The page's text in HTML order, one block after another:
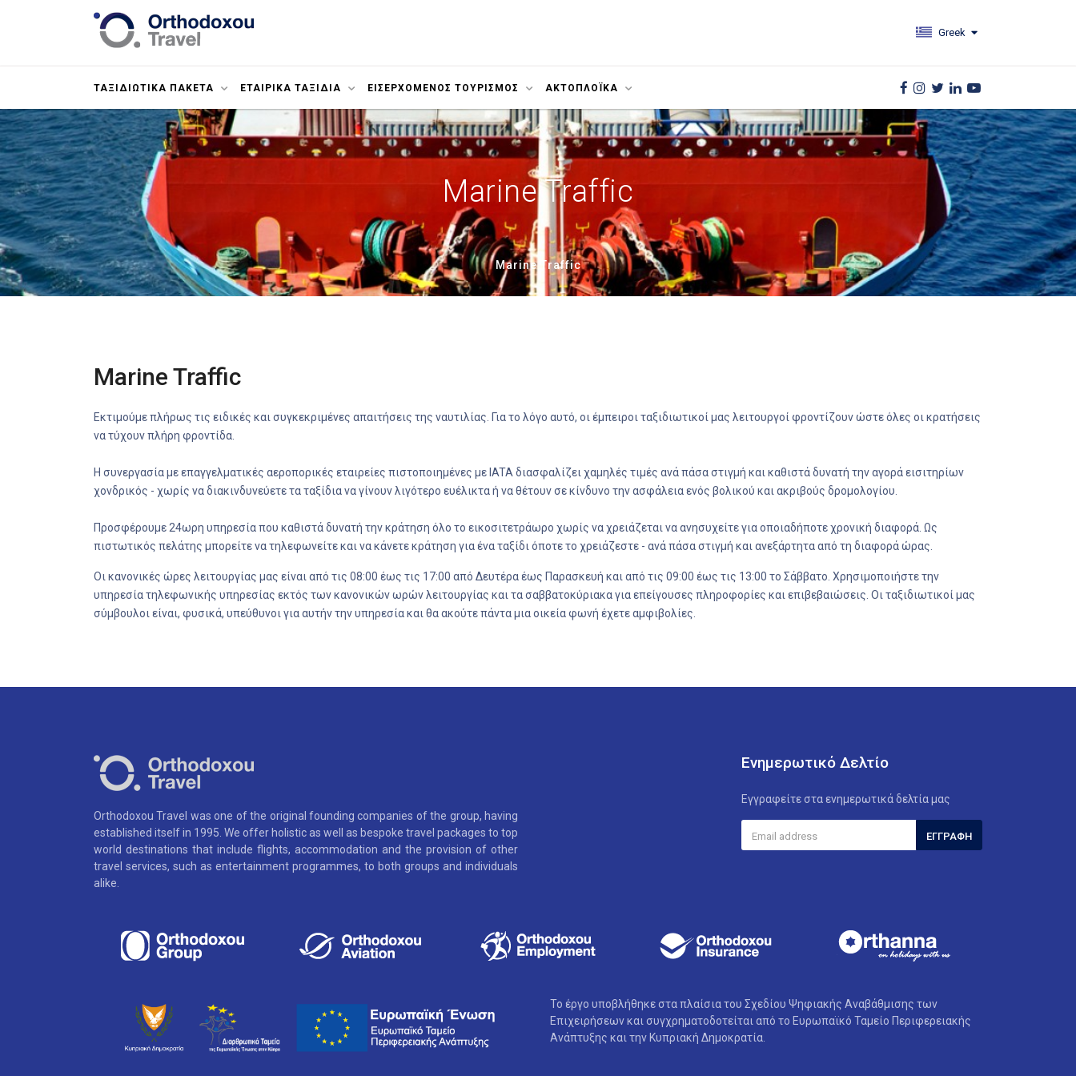
Greek
ΤΑΞΙΔΙΩΤΙΚΑ ΠΑΚΕΤΑ ΕΤΑΙΡΙΚΑ ΤΑΞΙΔΙΑ ΕΙΣΕΡΧΟΜΕΝΟΣ ΤΟΥΡΙΣΜΟΣ ΑΚΤΟΠΛΟΪΚΆ
Marine Traffic
Marine Traffic
Marine Traffic
Εκτιμούμε πλήρως τις ειδικές και συγκεκριμένες απαιτήσεις της ναυτιλίας. Για το λόγο αυτό, οι έμπειροι ταξιδιωτικοί μας λειτουργοί φροντίζουν ώστε όλες οι κρατήσεις
να τύχουν πλήρη φροντίδα.
Η συνεργασία με επαγγελματικές αεροπορικές εταιρείες πιστοποιημένες με IATA διασφαλίζει χαμηλές τιμές ανά πάσα στιγμή και καθιστά δυνατή την αγορά εισιτηρίων
χονδρικός - χωρίς να διακινδυνεύετε τα ταξίδια να γίνουν λιγότερο ευέλικτα ή να θέτουν σε κίνδυνο την ασφάλεια ενός βολικού και ακριβούς δρομολογίου.
Προσφέρουμε 24ωρη υπηρεσία που καθιστά δυνατή την κράτηση όλο το εικοσιτετράωρο χωρίς να χρειάζεται να ανησυχείτε για οποιαδήποτε χρονική διαφορά. Ως
πιστωτικός πελάτης μπορείτε να τηλεφωνείτε και να κάνετε κράτηση για ένα ταξίδι όποτε το χρειάζεστε - ανά πάσα στιγμή και ανεξάρτητα από τη διαφορά ώρας.
Οι κανονικές ώρες λειτουργίας μας είναι από τις 08:00 έως τις 17:00 από Δευτέρα έως Παρασκευή και από τις 09:00 έως τις 13:00 το Σάββατο. Χρησιμοποιήστε την
υπηρεσία τηλεφωνικής υπηρεσίας εκτός των κανονικών ωρών λειτουργίας και τα σαββατοκύριακα για επείγουσες πληροφορίες και επιβεβαιώσεις. Οι ταξιδιωτικοί μας
σύμβουλοι είναι, φυσικά, υπεύθυνοι για αυτήν την υπηρεσία και θα ακούτε πάντα μια οικεία φωνή έχετε αμφιβολίες.
Orthodoxou Travel was one of the original founding companies of the group, having
established itself in 1995. We offer holistic as well as bespoke travel packages to top
world destinations that include flights, accommodation and the provision of other
travel services, such as entertainment programmes, to both groups and individuals
alike.
Ενημερωτικό Δελτίο
Εγγραφείτε στα ενημερωτικά δελτία μας
ΕΓΓΡΑΦΉ
Το έργο υποβλήθηκε στα πλαίσια του Σχεδίου Ψηφιακής Αναβάθμισης των
Επιχειρήσεων και συγχρηματοδοτείται από το Ευρωπαϊκό Ταμείο Περιφερειακής
Ανάπτυξης και την Κυπριακή Δημοκρατία.